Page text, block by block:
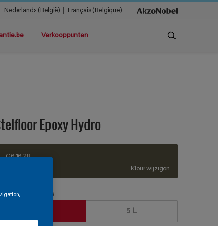
Nederlands (België) Français (Belgique)
Verkooppunten
Epoxy Hydro
G6.16.28
Kleur wijzigen
5 L